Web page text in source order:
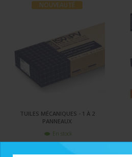
NOUVEAUTÉ
TUILES MÉCANIQUES - 1 À 2
PANNEAUX
En stock
143,13 €